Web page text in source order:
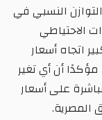
النسبي في
الاحتياطي
اتجاه أسعار
مؤكدًا أن أي تغير
على أسعار
المصرية.